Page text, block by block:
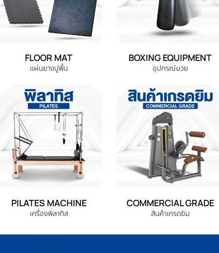
FLOOR MAT
แผ่นยางปูพื้น
BOXING EQUIPMENT
อุปกรณ์มวย
PILATES MACHINE
เครื่องพิลาทิส
COMMERCIAL GRADE
สินค้าเกรดยิม